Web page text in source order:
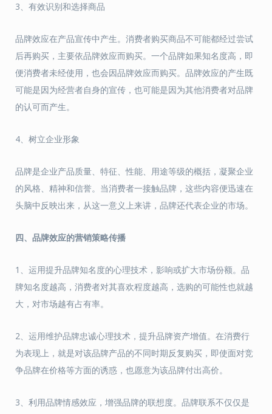
3、有效识别和选择商品
品牌效应在产品宣传中产生。消费者购买商品不可能都经过尝试
后再购买，主要依品牌效应而购买。一个品牌如果知名度高，即
便消费者未经使用，也会因品牌效应而购买。品牌效应的产生既
可能是因为经营者自身的宣传，也可能是因为其他消费者对品牌
的认可而产生。
4、树立企业形象
品牌是企业产品质量、特征、性能、用途等级的概括，凝聚企业
的风格、精神和信誉。当消费者一接触品牌，这些内容便迅速在
头脑中反映出来，从这一意义上来讲，品牌还代表企业的市场。
四、 品牌效应的营销策略传播
1、运用提升品牌知名度的心理技术，影响或扩大市场份额。品
牌知名度越高，消费者对其喜欢程度越高，选购的可能性也就越
大，对市场越有占有率。
2、运用维护品牌忠诚心理技术，提升品牌资产增值。在消费行
为表现上，就是对该品牌产品的不同时期反复购买，即使面对竞
争品牌在价格等方面的诱惑，也愿意为该品牌付出高价。
3、利用品牌情感效应，增强品牌的联想度。品牌联系不仅仅是